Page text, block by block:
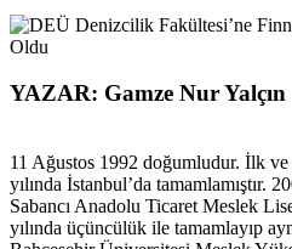
YAZAR: Gamze Nur Yalçın
11 Ağustos 1992 doğumludur. İlk
yılında İstanbul’da tamamlamıştır.
Sabancı Anadolu Ticaret Meslek
yılında üçüncülük ile tamamlayıp